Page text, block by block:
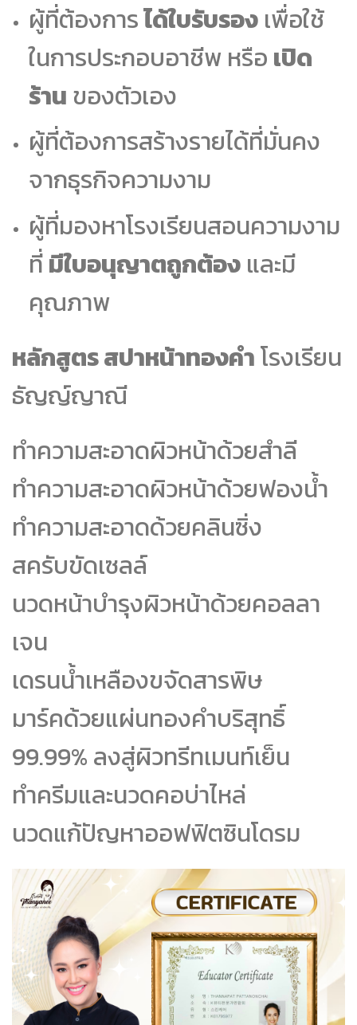
ผู้ที่ต้องการได้ใบรับรองเพื่อใช้
ในการประกอบอาชีพ หรือ เปิด
ร้าน ของตัวเอง
ผู้ที่ต้องการสร้างรายได้ที่มั่นคง
จากธุรกิจความงาม
ผู้ที่มองหาโรงเรียนสอนความงาม
ที่มีใบอนุญาตถูกต้องและมี
คุณภาพ
หลักสูตร สปาหน้าทองคำโรงเรียน
ธัญญ์ญาณี
ทำความสะอาดผิวหน้าด้วยสำลี
ทำความสะอาดผิวหน้าด้วยฟองน้ำ
ทำความสะอาดด้วยคลินซิ่ง
สครับขัดเซลล์
นวดหน้าบำรุงผิวหน้าด้วยคอลลา
เจน
เดรนน้ำเหลืองขจัดสารพิษ
มาร์คด้วยแผ่นทองคำบริสุทธิ์
99.99% ลงสู่ผิวทรีทเมนท์เย็น
ทำครีมและนวดคอบ่าไหล่
นวดแก้ปัญหาออฟฟิตซินโดรม